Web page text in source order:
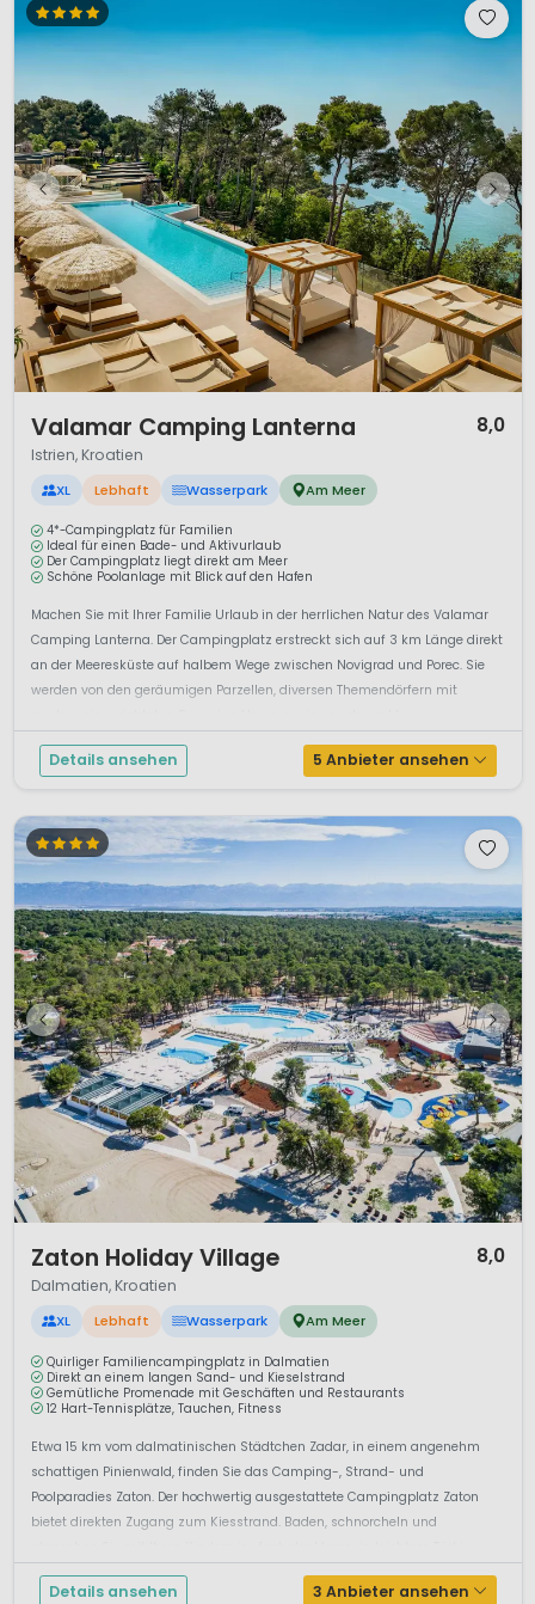
Valamar Camping Lanterna 8,0
Istrien, Kroatien
XL Lebhaft Wasserpark Am Meer
4*-Campingplatz für Familien
Ideal für einen Bade- und Aktivurlaub
Der Campingplatz liegt direkt am Meer
Schöne Poolanlage mit Blick auf den Hafen
Machen Sie mit Ihrer Familie Urlaub in der herrlichen Natur des Valamar
Camping Lanterna. Der Campingplatz erstreckt sich auf 3 km Länge direkt
an der Meeresküste auf halbem Wege zwischen Novigrad und Porec. Sie
werden von den geräumigen Parzellen, diversen Themendörfern mit
Details ansehen 5 Anbieter ansehen
Zaton Holiday Village 8,0
Dalmatien, Kroatien
XL Lebhaft Wasserpark Am Meer
Quirliger Familiencampingplatz in Dalmatien
Direkt an einem langen Sand- und Kieselstrand
Gemütliche Promenade mit Geschäften und Restaurants
12 Hart-Tennisplätze, Tauchen, Fitness
Etwa 15 km vom dalmatinischen Städtchen Zadar, in einem angenehm
schattigen Pinienwald, finden Sie das Camping-, Strand- und
Poolparadies Zaton. Der hochwertig ausgestattete Campingplatz Zaton
bietet direkten Zugang zum Kiesstrand. Baden, schnorcheln und
schimmernden W...
Details ansehen 3 Anbieter ansehen